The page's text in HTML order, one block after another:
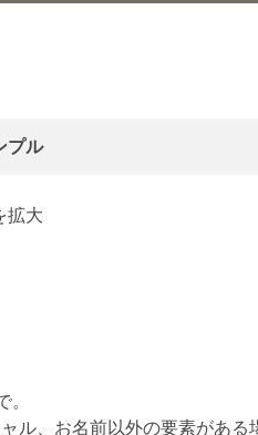
プル
拡大
ル、お名前以外の要素がある